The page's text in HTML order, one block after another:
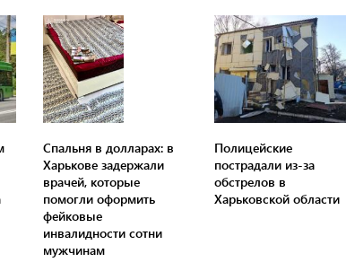
Спальня в долларах: в
Харькове задержали
врачей, которые
помогли оформить
фейковые
инвалидности сотни
мужчинам
Полицейские
пострадали из-за
обстрелов в
Харьковской области